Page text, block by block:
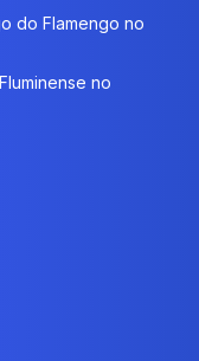
do Flamengo no
no